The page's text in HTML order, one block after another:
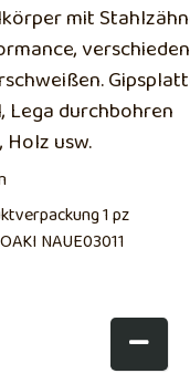
mit
Lega durchbohren
Holz usw.
1 pz
NAUE03011